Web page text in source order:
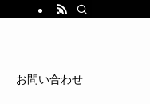
お問い合わせ